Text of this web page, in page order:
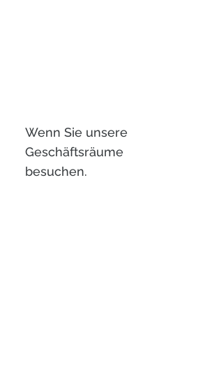
Wenn Sie unsere
Geschäftsräume
besuchen.